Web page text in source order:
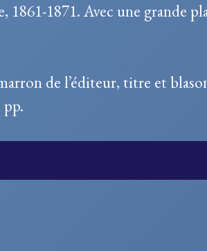
1871. Avec une grande
de l’éditeur, titre et